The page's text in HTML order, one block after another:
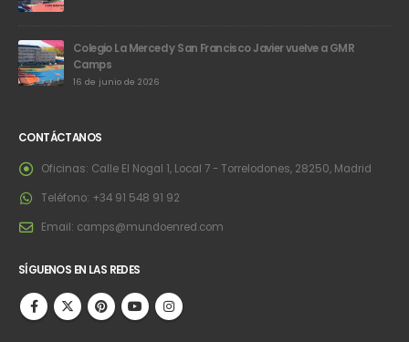
Colegio La Merced y San Francisco Javier vuelve a GMR
Camps
16 de junio de 2026
CONTÁCTANOS
Oficinas: Calle El Nogal 1, Local 7 - Torrelodones, 28250, Madrid
Teléfono: +34 91 548 91 92
Email: camps@mundoenred.com
SÍGUENOS EN LAS REDES